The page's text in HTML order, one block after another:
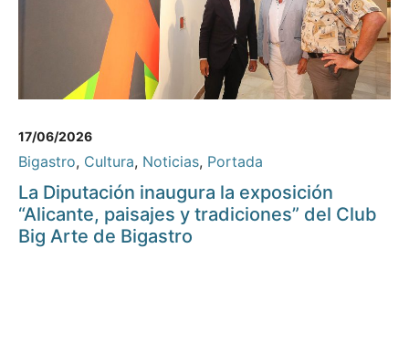
17/06/2026
Bigastro, Cultura, Noticias, Portada
La Diputación inaugura la exposición
“Alicante, paisajes y tradiciones” del Club
Big Arte de Bigastro